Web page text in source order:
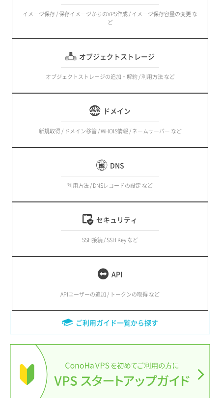
イメージ保存 / 保存イメージからのVPS作成 / イメージ保存容量の変更 な
ど
オブジェクトストレージ
オブジェクトストレージの追加・解約 / 利用方法 など
ドメイン
新規取得 / ドメイン移管 / WHOIS情報 / ネームサーバー など
DNS
利用方法 / DNSレコードの設定 など
セキュリティ
SSH接続 / SSH Key など
API
APIユーザーの追加 / トークンの取得 など
ご利用ガイド一覧から探す